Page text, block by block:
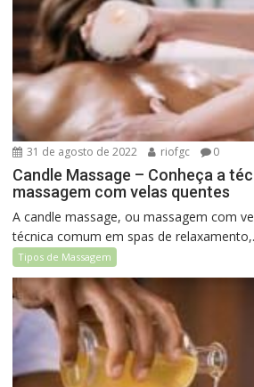
31 de agosto de 2022 riofgc 0
Candle Massage – Conheça a
massagem com velas quentes
A candle massage, ou massagem com
técnica comum em spas de
Tipos de Massagem